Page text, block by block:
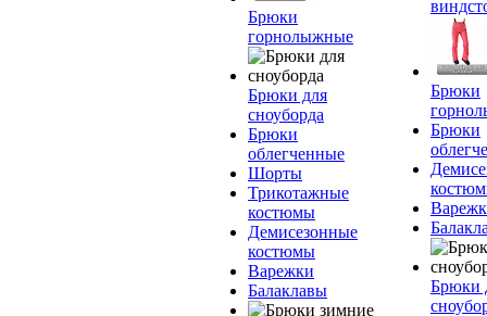
Брюки
горнолыжные
Брюки для
сноуборда
Брюки
облегченные
Шорты
Трикотажные
костюмы
Демисезонные
костюмы
Варежки
Балаклавы
Брюки
Брюки
Брюки